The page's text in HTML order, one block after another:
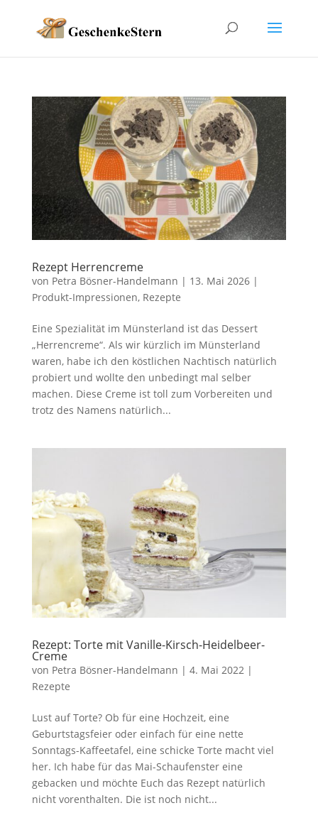
Rezept Herrencreme
von Petra Bösner-Handelmann | 13. Mai 2026|
Produkt-Impressionen, Rezepte
Eine Spezialität im Münsterland ist das Dessert
„Herrencreme“. Als wir kürzlich im Münsterland
waren, habe ich den köstlichen Nachtisch natürlich
probiert und wollte den unbedingt mal selber
machen. Diese Creme ist toll zum Vorbereiten und
trotz des Namens natürlich...
Rezept: Torte mit Vanille-Kirsch-Heidelbeer-
Creme
von Petra Bösner-Handelmann | 4. Mai 2022 |
Rezepte
Lust auf Torte? Ob für eine Hochzeit, eine
Geburtstagsfeier oder einfach für eine nette
Sonntags-Kaffeetafel, eine schicke Torte macht viel
her. Ich habe für das Mai-Schaufenster eine
gebacken und möchte Euch das Rezept natürlich
nicht vorenthalten. Die ist noch nicht...